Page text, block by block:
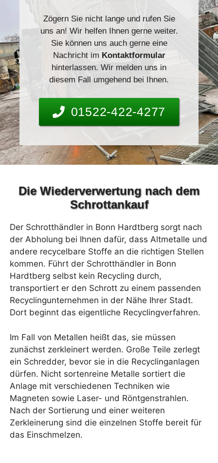
Zögern Sie nicht lange und rufen Sie
uns an! Wir helfen Ihnen gerne weiter.
Sie können uns auch gerne eine
Nachricht im Kontaktformular
hinterlassen. Wir melden uns in
diesem Fall umgehend bei Ihnen.
01522-422-4277
Die Wiederverwertung nach dem
Schrottankauf
Der Schrotthändler in Bonn Hardtberg sorgt nach
der Abholung bei Ihnen dafür, dass Altmetalle und
andere recycelbare Stoffe an die richtigen Stellen
kommen. Führt der Schrotthändler in Bonn
Hardtberg selbst kein Recycling durch,
transportiert er den Schrott zu einem passenden
Recyclingunternehmen in der Nähe Ihrer Stadt.
Dort beginnt das eigentliche Recyclingverfahren.
Im Fall von Metallen heißt das, sie müssen
zunächst zerkleinert werden. Große Teile zerlegt
ein Schredder, bevor sie in die Recyclinganlagen
dürfen. Nicht sortenreine Metalle sortiert die
Anlage mit verschiedenen Techniken wie
Magneten sowie Laser- und Röntgenstrahlen.
Nach der Sortierung und einer weiteren
Zerkleinerung sind die einzelnen Stoffe bereit für
das Einschmelzen.